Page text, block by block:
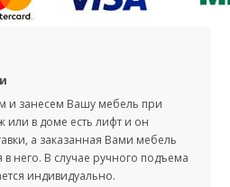
и занесем Вашу мебель при
или в доме есть лифт и он
а заказанная Вами мебель
него. В случае ручного подъема
индивидуально.